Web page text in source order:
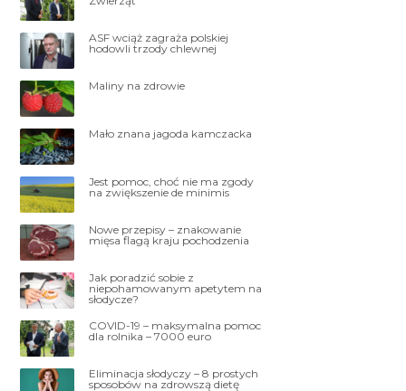
ASF wciąż zagraża polskiej
hodowli trzody chlewnej
Maliny na zdrowie
Mało znana jagoda kamczacka
Jest pomoc, choć nie ma zgody
na zwiększenie de minimis
Nowe przepisy – znakowanie
mięsa flagą kraju pochodzenia
Jak poradzić sobie z
niepohamowanym apetytem na
słodycze?
COVID-19 – maksymalna pomoc
dla rolnika – 7000 euro
Eliminacja słodyczy – 8 prostych
sposobów na zdrowszą dietę